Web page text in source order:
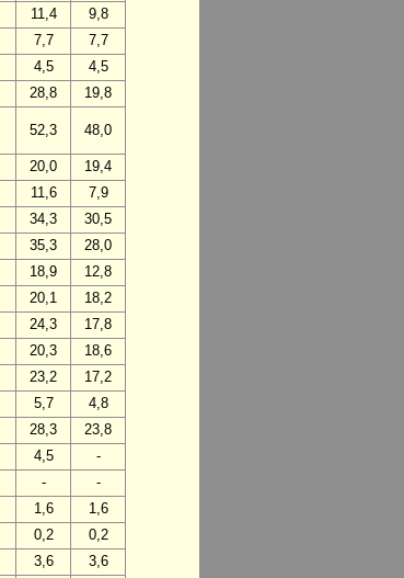
11,4
9,8
7,7
7,7
4,5
4,5
28,8
19,8
52,3 48,0
20,0
19,4
11,6
7,9
34,3
30,5
35,3
28,0
18,9
12,8
20,1
18,2
24,3
17,8
20,3
18,6
23,2
17,2
5,7
4,8
28,3
23,8
4,5
-
-
-
1,6
1,6
0,2
0,2
3,6
3,6